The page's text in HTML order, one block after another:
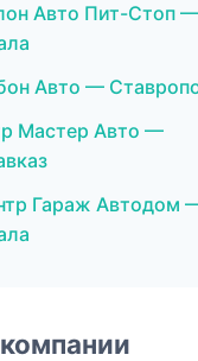
Авто Пит-Стоп
Авто —
Мастер Авто —
Гараж Автодом